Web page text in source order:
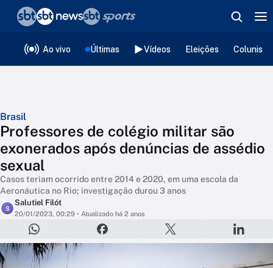
Ao vivo Últimas Vídeos Eleições
Brasil
Professores de colégio militar são
exonerados após denúncias de assédio
sexual
Casos teriam ocorrido entre 2014 e 2020, em uma escola da
Aeronáutica no Rio; investigação durou 3 anos
S
Salutiel Filót
20/01/2023, 00:29 • Atualizado há 2 anos
❮voltar
Editorias